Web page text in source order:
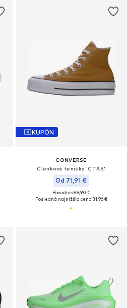
KUPÓN
CONVERSE
Členkové tenisky 'CTAS'
Od 71,91 €
Pôvodne: 89,90 €
Posledná najnižšia cena:31,96 €